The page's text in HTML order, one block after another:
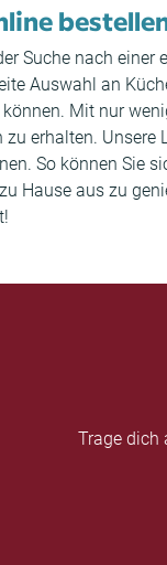
Suche nach
Auswahl an
Mit nur
zu erhalten. Unsere
So können Sie
Hause aus zu
Trage dich